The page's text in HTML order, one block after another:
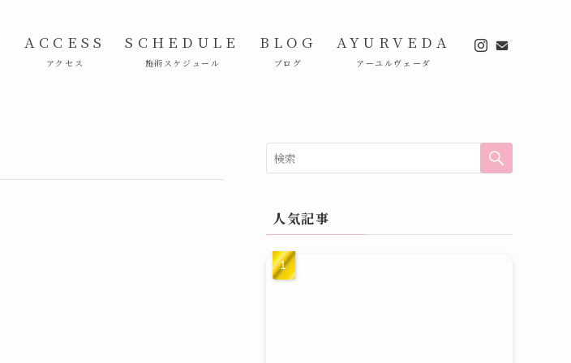
ACCESS
アクセス
SCHEDULE
施術スケジュール
BLOG
ブログ
AYURVEDA
アーユルヴェーダ
人気記事